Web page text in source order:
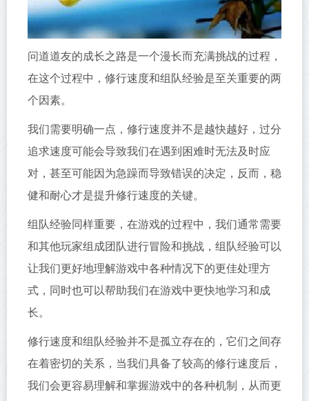
问道道友的成长之路是一个漫长而充满挑战的过程，
在这个过程中，修行速度和组队经验是至关重要的两
个因素。
我们需要明确一点，修行速度并不是越快越好，过分
追求速度可能会导致我们在遇到困难时无法及时应
对，甚至可能因为急躁而导致错误的决定，反而，稳
健和耐心才是提升修行速度的关键。
组队经验同样重要，在游戏的过程中，我们通常需要
和其他玩家组成团队进行冒险和挑战，组队经验可以
让我们更好地理解游戏中各种情况下的更佳处理方
式，同时也可以帮助我们在游戏中更快地学习和成
长。
修行速度和组队经验并不是孤立存在的，它们之间存
在着密切的关系，当我们具备了较高的修行速度后，
我们会更容易理解和掌握游戏中的各种机制，从而更